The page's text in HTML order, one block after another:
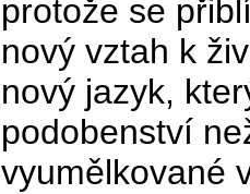
protože se
nový vztah k
nový jazyk,
podobenství
vyumělkované